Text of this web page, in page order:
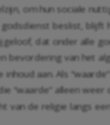
om hun sociale
beslist,
dat onder alle
van het
aan. Als
alleen weer
de religie langs